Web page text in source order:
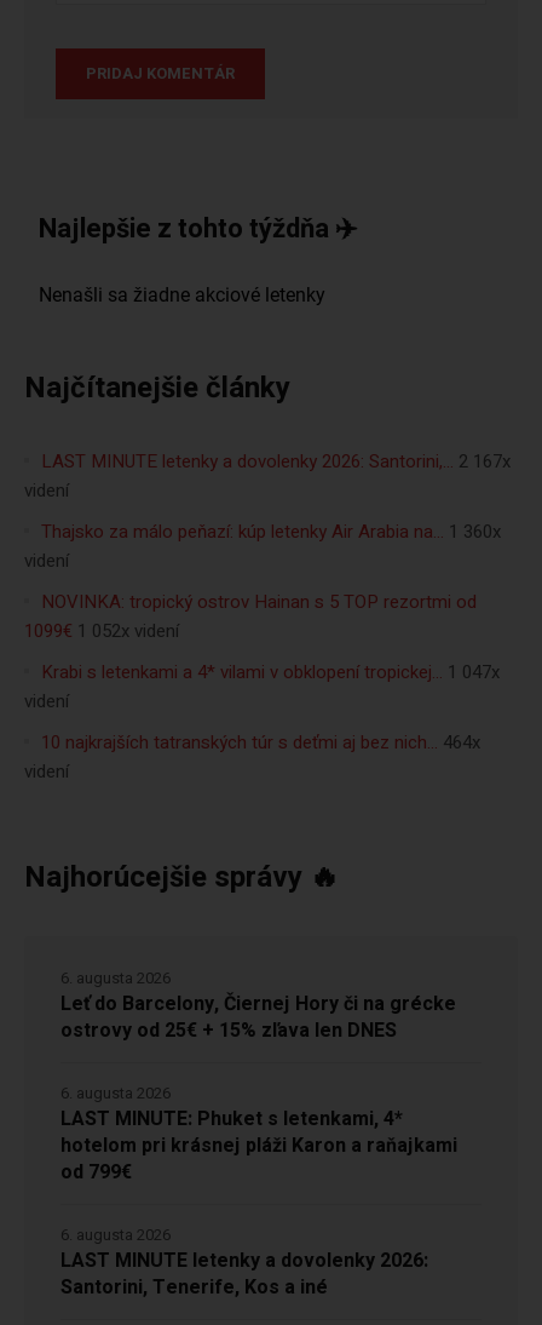
Najlepšie z tohto týždňa ✈️
Najčítanejšie články
LAST MINUTE letenky a dovolenky 2026: Santorini,… 2 167x
videní
Thajsko za málo peňazí: kúp letenky Air Arabia na… 1 360x
videní
NOVINKA: tropický ostrov Hainan s 5 TOP rezortmi od
1099€ 1 052x videní
Krabi s letenkami a 4* vilami v obklopení tropickej… 1 047x
videní
10 najkrajších tatranských túr s deťmi aj bez nich… 464x
videní
Najhorúcejšie správy 🔥
Leť do Barcelony, Čiernej Hory či na grécke
ostrovy od 25€ + 15% zľava len DNES
6. augusta 2026
LAST MINUTE: Phuket s letenkami, 4*
hotelom pri krásnej pláži Karon a raňajkami
od 799€
6. augusta 2026
LAST MINUTE letenky a dovolenky 2026:
Santorini, Tenerife, Kos a iné
6. augusta 2026